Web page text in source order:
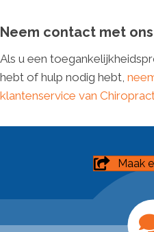
Neem contact met
Als u een
hebt of hulp nodig hebt,
klantenservice van
Maak